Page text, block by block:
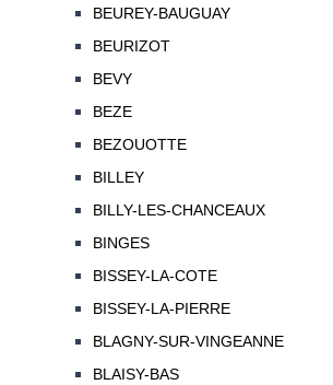
BEUREY-BAUGUAY
BEURIZOT
BEVY
BEZE
BEZOUOTTE
BILLEY
BILLY-LES-CHANCEAUX
BINGES
BISSEY-LA-COTE
BISSEY-LA-PIERRE
BLAGNY-SUR-VINGEANNE
BLAISY-BAS